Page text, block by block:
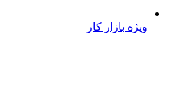
ویژه بازار کار